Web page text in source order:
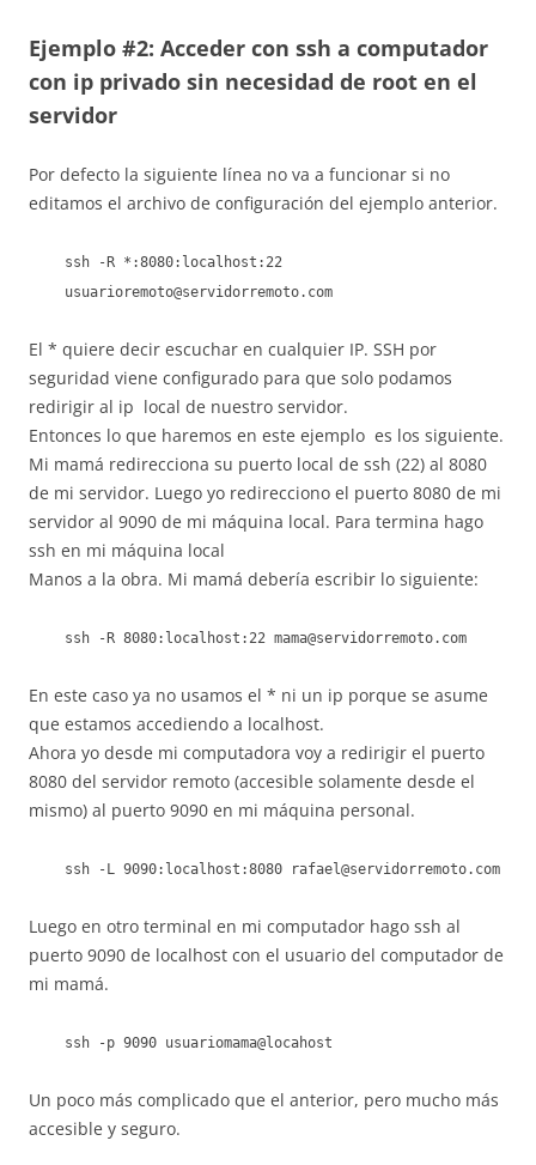
Ejemplo #2: Acceder con ssh a computador
con ip privado sin necesidad de root en el
servidor
Por defecto la siguiente línea no va a funcionar si no
editamos el archivo de configuración del ejemplo anterior.
ssh -R *:8080:localhost:22
usuarioremoto@servidorremoto.com
El * quiere decir escuchar en cualquier IP. SSH por
seguridad viene configurado para que solo podamos
redirigir al ip local de nuestro servidor.
Entonces lo que haremos en este ejemplo es los siguiente.
Mi mamá redirecciona su puerto local de ssh (22) al 8080
de mi servidor. Luego yo redirecciono el puerto 8080 de mi
servidor al 9090 de mi máquina local. Para termina hago
ssh en mi máquina local
Manos a la obra. Mi mamá debería escribir lo siguiente:
ssh -R 8080:localhost:22 mama@servidorremoto.com
En este caso ya no usamos el * ni un ip porque se asume
que estamos accediendo a localhost.
Ahora yo desde mi computadora voy a redirigir el puerto
8080 del servidor remoto (accesible solamente desde el
mismo) al puerto 9090 en mi máquina personal.
ssh -L 9090:localhost:8080 rafael@servidorremoto.com
Luego en otro terminal en mi computador hago ssh al
puerto 9090 de localhost con el usuario del computador de
mi mamá.
ssh -p 9090 usuariomama@locahost
Un poco más complicado que el anterior, pero mucho más
accesible y seguro.